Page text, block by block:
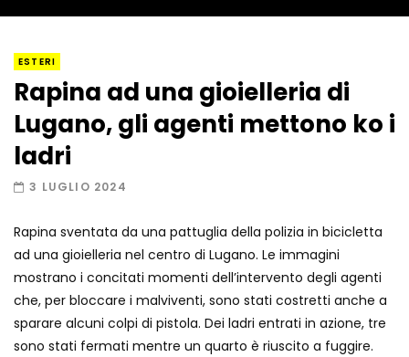
Record di baci in 30 secondi
Due navi USA si scontrano in mare
ESTERI
Rapina ad una gioielleria di
Lugano, gli agenti mettono ko i
ladri
3 LUGLIO 2024
Rapina sventata da una pattuglia della polizia in bicicletta
ad una gioielleria nel centro di Lugano. Le immagini
mostrano i concitati momenti dell’intervento degli agenti
che, per bloccare i malviventi, sono stati costretti anche a
sparare alcuni colpi di pistola. Dei ladri entrati in azione, tre
sono stati fermati mentre un quarto è riuscito a fuggire.